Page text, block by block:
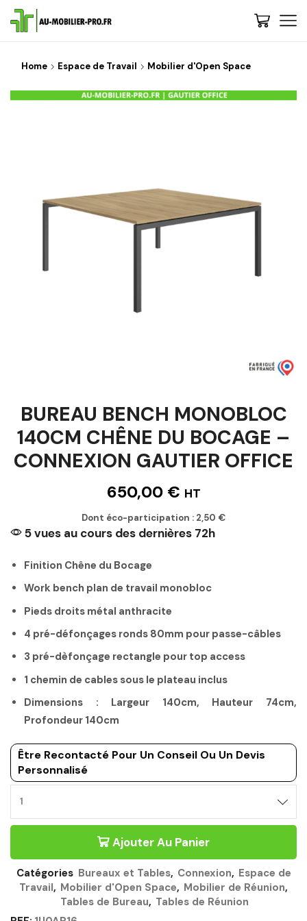
Home Espace de Travail Mobilier d'Open Space
BUREAU BENCH MONOBLOC
140CM CHÊNE DU BOCAGE –
CONNEXION GAUTIER OFFICE
650,00 € HT
Dont éco-participation : 2,50 €
5 vues au cours des dernières 72h
Finition Chêne du Bocage
Work bench plan de travail monobloc
Pieds droits métal anthracite
4 pré-défonçages ronds 80mm pour passe-câbles
3 pré-dèfonçage rectangle pour top access
1 chemin de cables sous le plateau inclus
Dimensions : Largeur 140cm, Hauteur 74cm,
Profondeur 140cm
Être Recontacté Pour Un Conseil Ou Un Devis
Personnalisé
BENCH
140CM
DU
BOCAGE
-
CONNEXION
Ajouter Au Panier
Catégories Bureaux et Tables, Connexion, Espace de
Travail, Mobilier d'Open Space, Mobilier de Réunion,
Tables de Bureau, Tables de Réunion